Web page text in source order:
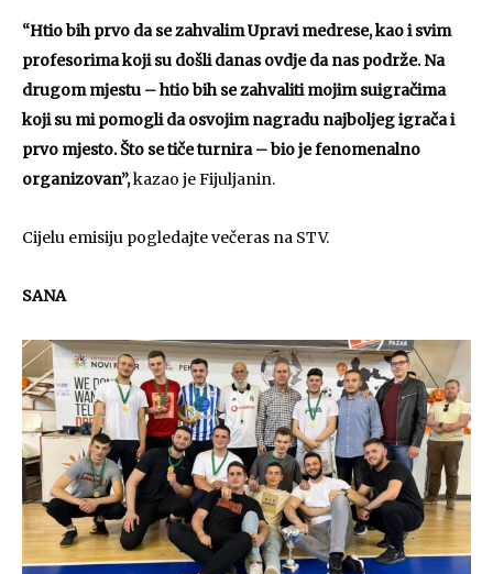
“Htio bih prvo da se zahvalim Upravi medrese, kao i svim
profesorima koji su došli danas ovdje da nas podrže. Na
drugom mjestu – htio bih se zahvaliti mojim suigračima
koji su mi pomogli da osvojim nagradu najboljeg igrača i
prvo mjesto. Što se tiče turnira – bio je fenomenalno
organizovan”,kazao je Fijuljanin.
Cijelu emisiju pogledajte večeras na STV.
SANA